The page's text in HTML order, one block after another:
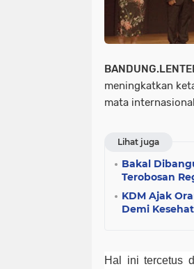
meningkatkan
mata
Lihat juga
Bakal
Terobosan
KDM Ajak
Demi
Hal ini tercetus